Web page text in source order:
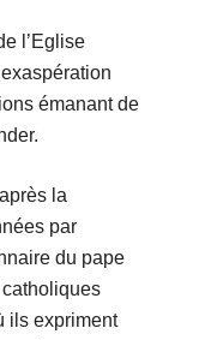
l’Eglise
émanant de
la
par
du pape
ils expriment